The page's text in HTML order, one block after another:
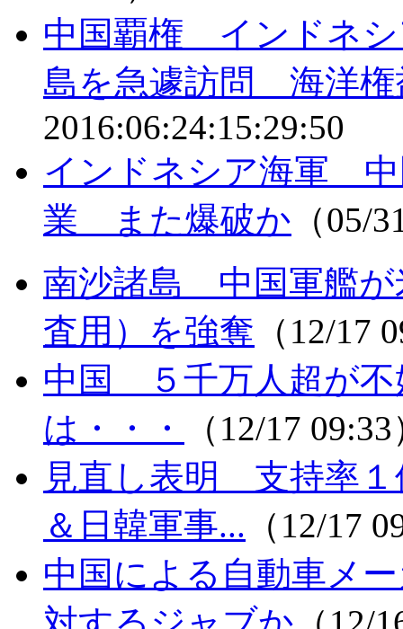
中国覇権 インドネシ
島を急遽訪問 海洋権
2016:06:24:15:29:50
インドネシア海軍
業 また爆破か （05/
南沙諸島 中国軍艦が
査用）を強奪 （12/17
中国 ５千万人超が
は・・・
（12/17
見直し表明 支持率
＆日韓軍事... （12/17
中国による自動車メ